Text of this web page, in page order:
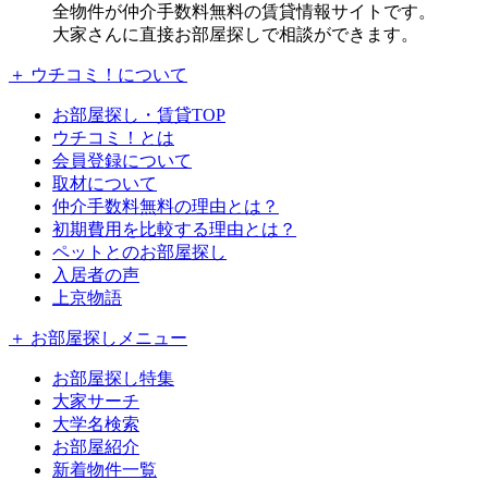
全物件が仲介手数料無料の賃貸情報サイトです。
大家さんに直接お部屋探しで相談ができます。
＋ ウチコミ！について
お部屋探し・賃貸TOP
ウチコミ！とは
会員登録について
取材について
仲介手数料無料の理由とは？
初期費用を比較する理由とは？
ペットとのお部屋探し
入居者の声
上京物語
＋ お部屋探しメニュー
お部屋探し特集
大家サーチ
大学名検索
お部屋紹介
新着物件一覧